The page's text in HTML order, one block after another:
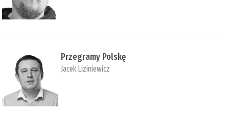
Przegramy Polskę
Jacek Liziniewicz